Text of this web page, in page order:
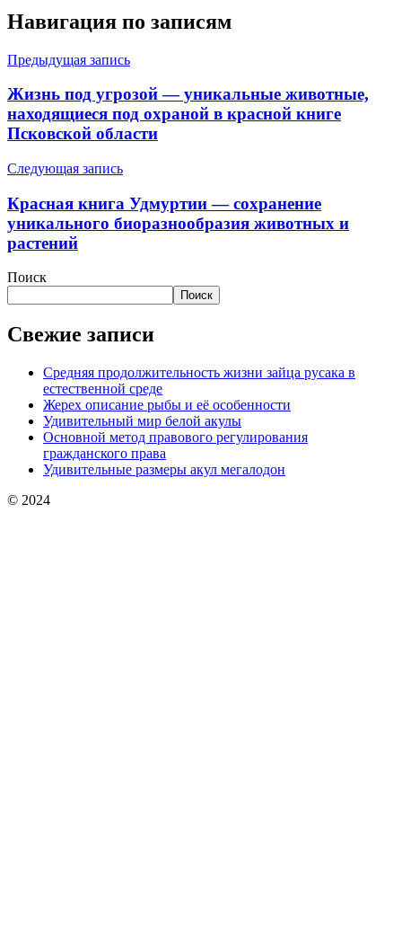
Навигация по записям
Предыдущая запись
Жизнь под угрозой — уникальные животные,
находящиеся под охраной в красной книге
Псковской области
Следующая запись
Красная книга Удмуртии — сохранение
уникального биоразнообразия животных и
растений
Поиск
Поиск
Свежие записи
Средняя продолжительность жизни зайца русака в
естественной среде
Жерех описание рыбы и её особенности
Удивительный мир белой акулы
Основной метод правового регулирования
гражданского права
Удивительные размеры акул мегалодон
© 2024